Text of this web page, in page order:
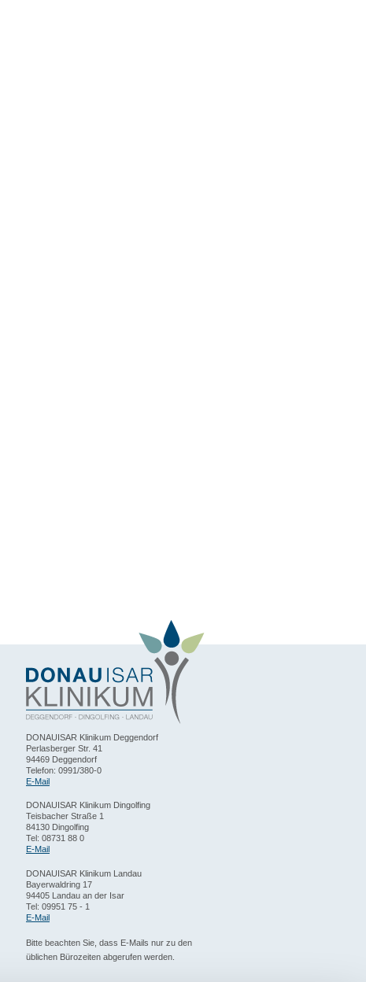
DONAUISAR Klinikum Deggendorf
Perlasberger Str. 41
94469 Deggendorf
Telefon: 0991/380-0
E-Mail
DONAUISAR Klinikum Dingolfing
Teisbacher Straße 1
84130 Dingolfing
Tel: 08731 88 0
E-Mail
DONAUISAR Klinikum Landau
Bayerwaldring 17
94405 Landau an der Isar
Tel: 09951 75 - 1
E-Mail
Bitte beachten Sie, dass E-Mails nur zu den
üblichen Bürozeiten abgerufen werden.